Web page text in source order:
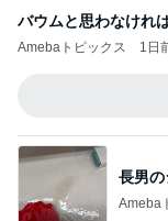
バウムと思わなけれ
Amebaトピックス 1日
長男
Ameba